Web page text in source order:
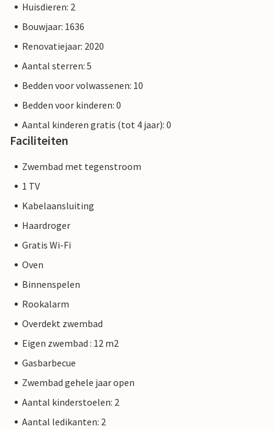
Huisdieren: 2
Bouwjaar: 1636
Renovatiejaar: 2020
Aantal sterren: 5
Bedden voor volwassenen: 10
Bedden voor kinderen: 0
Aantal kinderen gratis (tot 4 jaar): 0
Faciliteiten
Zwembad met tegenstroom
1 TV
Kabelaansluiting
Haardroger
Gratis Wi-Fi
Oven
Binnenspelen
Rookalarm
Overdekt zwembad
Eigen zwembad : 12 m2
Gasbarbecue
Zwembad gehele jaar open
Aantal kinderstoelen: 2
Aantal ledikanten: 2